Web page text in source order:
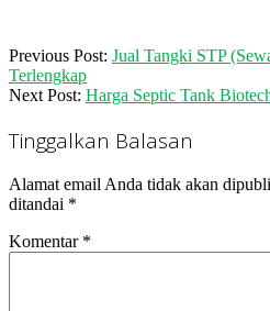
2019-
06-
06
Previous Post: Jual Tangki STP
Terlengkap
Next Post: Harga Septic Tank
Tinggalkan Balasan
Alamat email Anda tidak akan
ditandai *
Komentar *